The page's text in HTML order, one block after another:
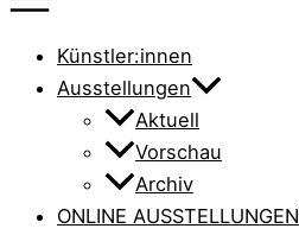
Künstler:innen
Ausstellungen
Aktuell
Vorschau
Archiv
ONLINE AUSSTELLUNGEN